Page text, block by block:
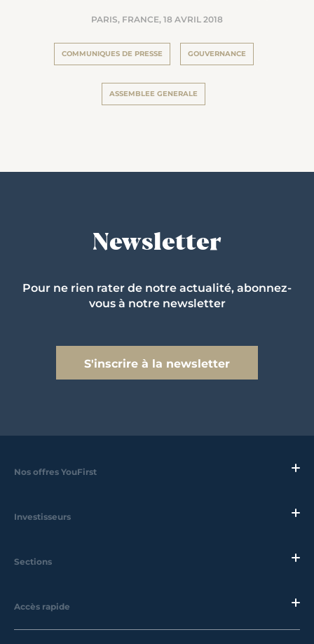
PARIS, FRANCE, 18 AVRIL 2018
COMMUNIQUES DE PRESSE GOUVERNANCE
ASSEMBLEE GENERALE
Newsletter
Pour ne rien rater de notre actualité, abonnez-
vous à notre newsletter
S'inscrire à la newsletter
Nos offres YouFirst
Investisseurs
Sections
Accès rapide